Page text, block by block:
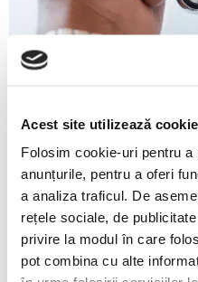
Acest site utilizează
Folosim cookie-uri pentru
anunțurile, pentru a oferi
a analiza traficul. De
rețele sociale, de
privire la modul în care
pot combina cu alte
Aplicație mobilă
Accesezi cele mai
smartphone. Beneficiezi
încărcare rapidă și cea
de până acum.